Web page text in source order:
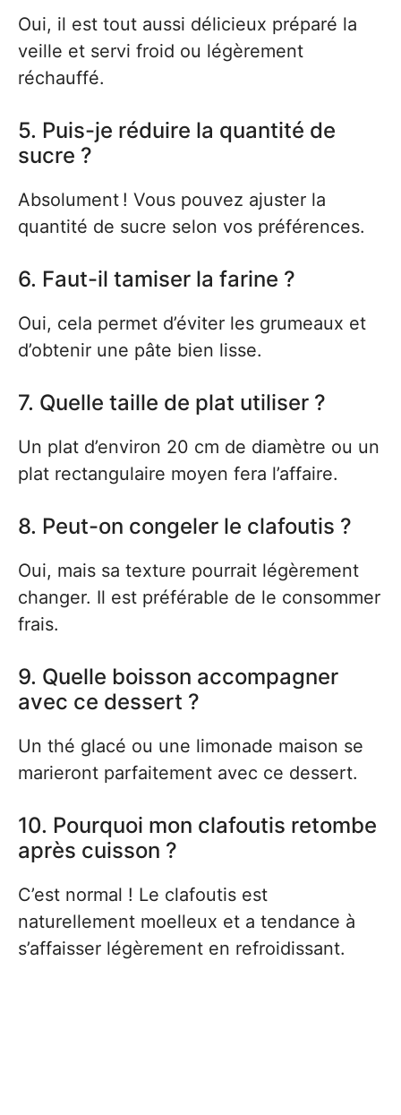
Oui, il est tout aussi délicieux préparé la
veille et servi froid ou légèrement
réchauffé.
5. Puis-je réduire la quantité de
sucre ?
Absolument ! Vous pouvez ajuster la
quantité de sucre selon vos préférences.
6. Faut-il tamiser la farine ?
Oui, cela permet d’éviter les grumeaux et
d’obtenir une pâte bien lisse.
7. Quelle taille de plat utiliser ?
Un plat d’environ 20 cm de diamètre ou un
plat rectangulaire moyen fera l’affaire.
8. Peut-on congeler le clafoutis ?
Oui, mais sa texture pourrait légèrement
changer. Il est préférable de le consommer
frais.
9. Quelle boisson accompagner
avec ce dessert ?
Un thé glacé ou une limonade maison se
marieront parfaitement avec ce dessert.
10. Pourquoi mon clafoutis retombe
après cuisson ?
C’est normal ! Le clafoutis est
naturellement moelleux et a tendance à
s’affaisser légèrement en refroidissant.